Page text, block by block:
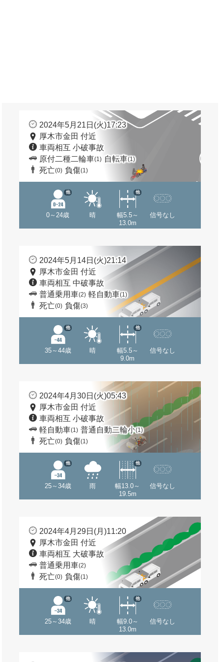
2024年5月21日(火)17:23
厚木市金田 付近
車両相互 小破事故
原付二種二輪車(1) 自転車(1)
死亡(0) 負傷(1)
0～24歳
他
晴
幅5.5～
13.0m
他
信号なし
2024年5月14日(火)21:14
厚木市金田 付近
車両相互 中破事故
普通乗用車(2) 軽自動車(1)
死亡(0) 負傷(3)
35～44歳
他
晴
幅5.5～
9.0m
他
信号なし
2024年4月30日(火)05:43
厚木市金田 付近
車両相互 小破事故
軽自動車(1) 普通自動二輪小(1)
死亡(0) 負傷(1)
25～34歳
他
雨
幅13.0～
19.5m
他
信号なし
2024年4月29日(月)11:20
厚木市金田 付近
車両相互 大破事故
普通乗用車(2)
死亡(0) 負傷(1)
25～34歳
他
晴
幅9.0～
13.0m
他
信号なし